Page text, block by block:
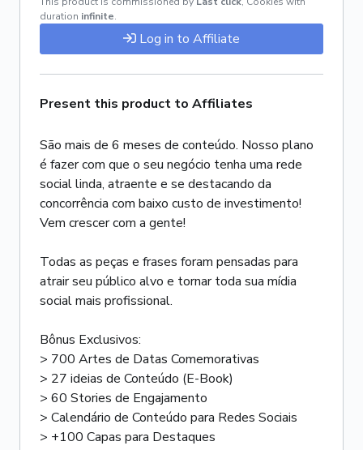
duration infinite.
Log in to Affiliate
Present this product to Affiliates
São mais de 6 meses de conteúdo. Nosso plano
é fazer com que o seu negócio tenha uma rede
social linda, atraente e se destacando da
concorrência com baixo custo de investimento!
Vem crescer com a gente!
Todas as peças e frases foram pensadas para
atrair seu público alvo e tornar toda sua mídia
social mais profissional.
Bônus Exclusivos:
> 700 Artes de Datas Comemorativas
> 27 ideias de Conteúdo (E-Book)
> 60 Stories de Engajamento
> Calendário de Conteúdo para Redes Sociais
> +100 Capas para Destaques